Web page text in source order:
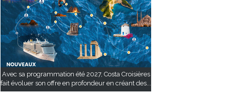
Avec sa programmation été 2027, Costa Croisières
fait évoluer son offre en profondeur en créant des...